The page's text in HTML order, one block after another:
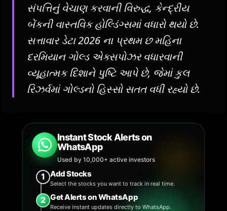
સંપત્તિનું વેચાણ કરવાની વિરુદ્ધ, કેન્દ્રીય
બેંકની વાસ્તવિક હોલ્ડિંગ્સમાં વધારો થયો છે.
સત્તાવાર ડેટા 2026 ના પ્રથમ છ મહિના
દરમિયાન ગોલ્ડ એક્સપોઝર વધારવાની
વ્યૂહાત્મક દિશાને પુષ્ટિ આપે છે, જેમાં કુલ
રિઝર્વમાં ગોલ્ડનો હિસ્સો સતત વધી રહ્યો છે.
Instant Stock Alerts on
WhatsApp
Used by 10,000+ active investors
1 Add Stocks
Select the stocks you want to track in real time.
2 Get Alerts on WhatsApp
Receive instant updates directly to WhatsApp.